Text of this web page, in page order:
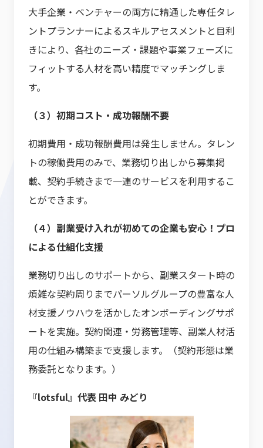
大手企業・ベンチャーの両方に精通した専任タレ
ントプランナーによるスキルアセスメントと目利
きにより、各社のニーズ・課題や事業フェーズに
フィットする人材を高い精度でマッチングしま
す。
（３）初期コスト・成功報酬不要
初期費用・成功報酬費用は発生しません。タレン
トの稼働費用のみで、業務切り出しから募集掲
載、契約手続きまで一連のサービスを利用するこ
とができます。
（４）副業受け入れが初めての企業も安心！プロ
による仕組化支援
業務切り出しのサポートから、副業スタート時の
煩雑な契約周りまでパーソルグループの豊富な人
材支援ノウハウを活かしたオンボーディングサポ
ートを実施。契約関連・労務管理等、副業人材活
用の仕組み構築まで支援します。（契約形態は業
務委託となります。）
『lotsful』代表 田中 みどり